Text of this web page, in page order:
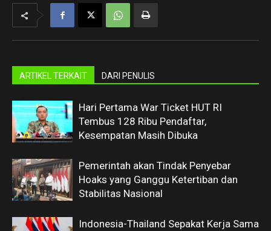
ARTIKEL TERKAIT DARI PENULIS
Hari Pertama War Ticket HUT RI
Tembus 128 Ribu Pendaftar,
Kesempatan Masih Dibuka
Pemerintah akan Tindak Penyebar
Hoaks yang Ganggu Ketertiban dan
Stabilitas Nasional
Indonesia-Thailand Sepakat Kerja Sama